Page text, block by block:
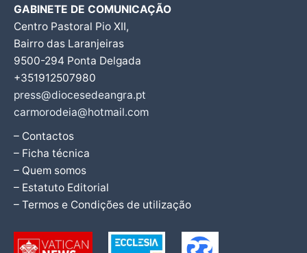
GABINETE DE COMUNICAÇÃO
Centro Pastoral Pio XII,
Bairro das Laranjeiras
9500-294 Ponta Delgada
+351912507980
press@diocesedeangra.pt
carmorodeia@hotmail.com
– Contactos
– Ficha técnica
– Quem somos
– Estatuto Editorial
– Termos e Condições de utilização